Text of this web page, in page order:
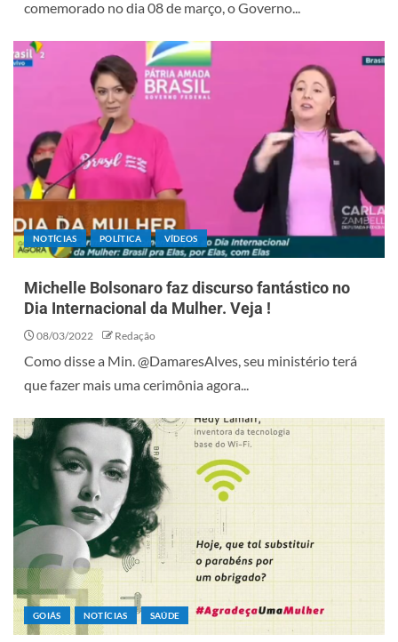
comemorado no dia 08 de março, o Governo...
NOTÍCIAS POLÍTICA VÍDEOS
Michelle Bolsonaro faz discurso fantástico no
Dia Internacional da Mulher. Veja !
08/03/2022 Redação
Como disse a Min. @DamaresAlves, seu ministério terá
que fazer mais uma cerimônia agora...
GOIÁS NOTÍCIAS SAÚDE